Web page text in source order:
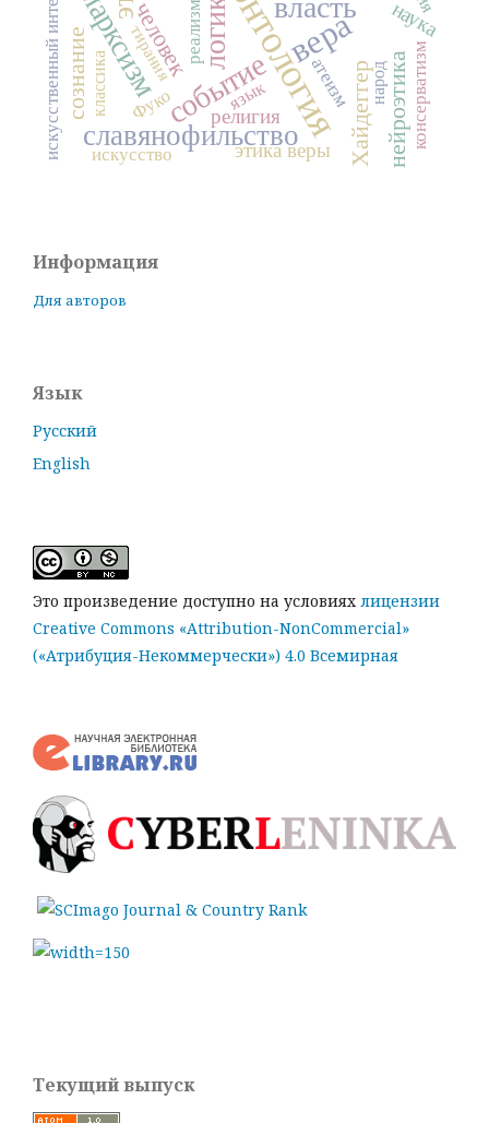
онтология
вера
событие
власть
марксизм логика
славянофильство
человек
сознание нейроэтика
Хайдеггер
наука
религия
этика веры
искусство
реализм
консерватизм
Фуко атеизм
язык
тирания народ
классика
Информация
Для авторов
Язык
Русский
English
Это произведение доступно на условиях лицензии
Creative Commons «Attribution-NonCommercial»
(«Атрибуция-Некоммерчески») 4.0 Всемирная
Текущий выпуск